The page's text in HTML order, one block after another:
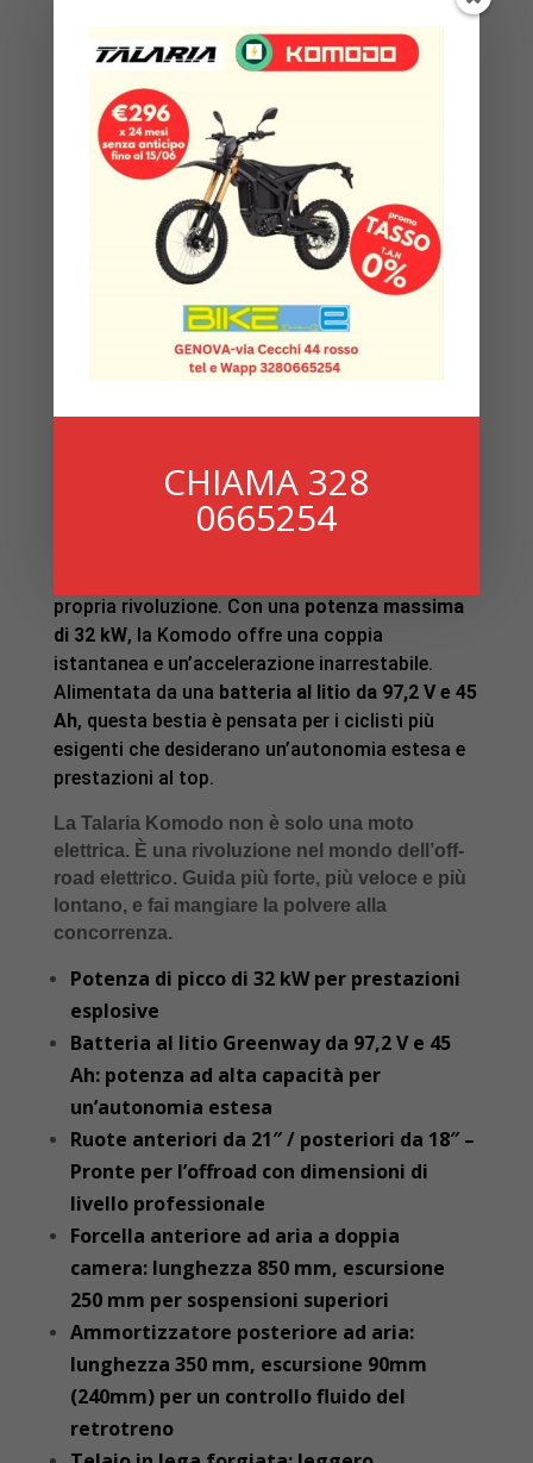
Off Road
generazione, costruita per sfidare i limiti.
Progettata per i ciclisti che esigono potenza,
propria rivoluzione. Con una potenza massima
di 32 kW, la Komodo offre una coppia
istantanea e un’accelerazione inarrestabile.
Alimentata da una batteria al litio da 97,2 V e 45
Ah, questa bestia è pensata per i ciclisti più
esigenti che desiderano un’autonomia estesa e
prestazioni al top.
La Talaria Komodo non è solo una moto
elettrica. È una rivoluzione nel mondo dell’off-
road elettrico. Guida più forte, più veloce e più
lontano, e fai mangiare la polvere alla
concorrenza.
Potenza di picco di 32 kW per prestazioni
esplosive
Batteria al litio Greenway da 97,2 V e 45
Ah: potenza ad alta capacità per
un’autonomia estesa
Ruote anteriori da 21″ / posteriori da 18″ –
Pronte per l’offroad con dimensioni di
livello professionale
Forcella anteriore ad aria a doppia
camera: lunghezza 850 mm, escursione
250 mm per sospensioni superiori
Ammortizzatore posteriore ad aria:
lunghezza 350 mm, escursione 90mm
(240mm) per un controllo fluido del
retrotreno
CHIAMA 328
0665254